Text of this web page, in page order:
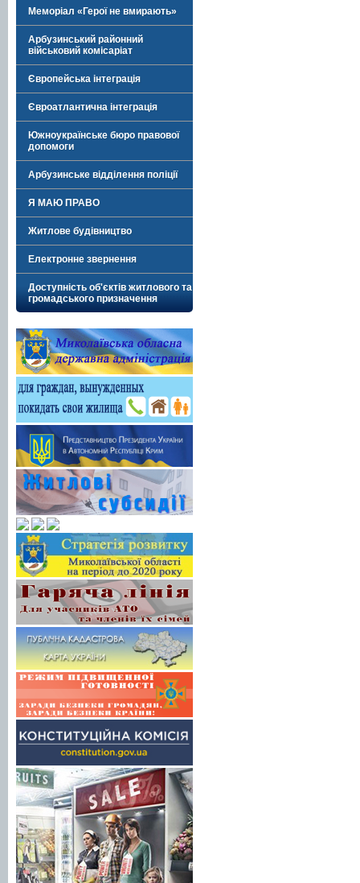
Меморіал «Герої не вмирають»
Арбузинський районний
військовий комісаріат
Європейська інтеграція
Євроатлантична інтеграція
Южноукраїнське бюро правової
допомоги
Арбузинське відділення поліції
Я МАЮ ПРАВО
Житлове будівництво
Електронне звернення
Доступність об'єктів житлового та
громадського призначення